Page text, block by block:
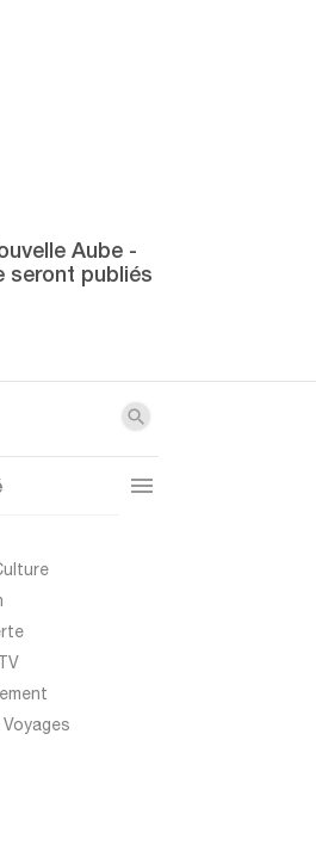
Aube -
seront publiés